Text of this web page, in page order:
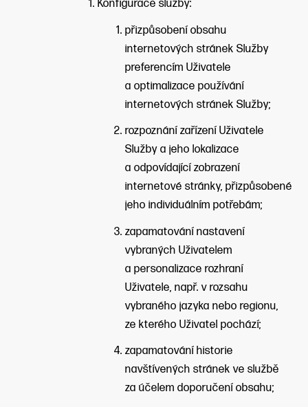
Konfigurace služby:
přizpůsobení obsahu
internetových stránek Služby
preferencím Uživatele
a optimalizace používání
internetových stránek Služby;
rozpoznání zařízení Uživatele
Služby a jeho lokalizace
a odpovídající zobrazení
internetové stránky, přizpůsobené
jeho individuálním potřebám;
zapamatování nastavení
vybraných Uživatelem
a personalizace rozhraní
Uživatele, např. v rozsahu
vybraného jazyka nebo regionu,
ze kterého Uživatel pochází;
zapamatování historie
navštívených stránek ve službě
za účelem doporučení obsahu;